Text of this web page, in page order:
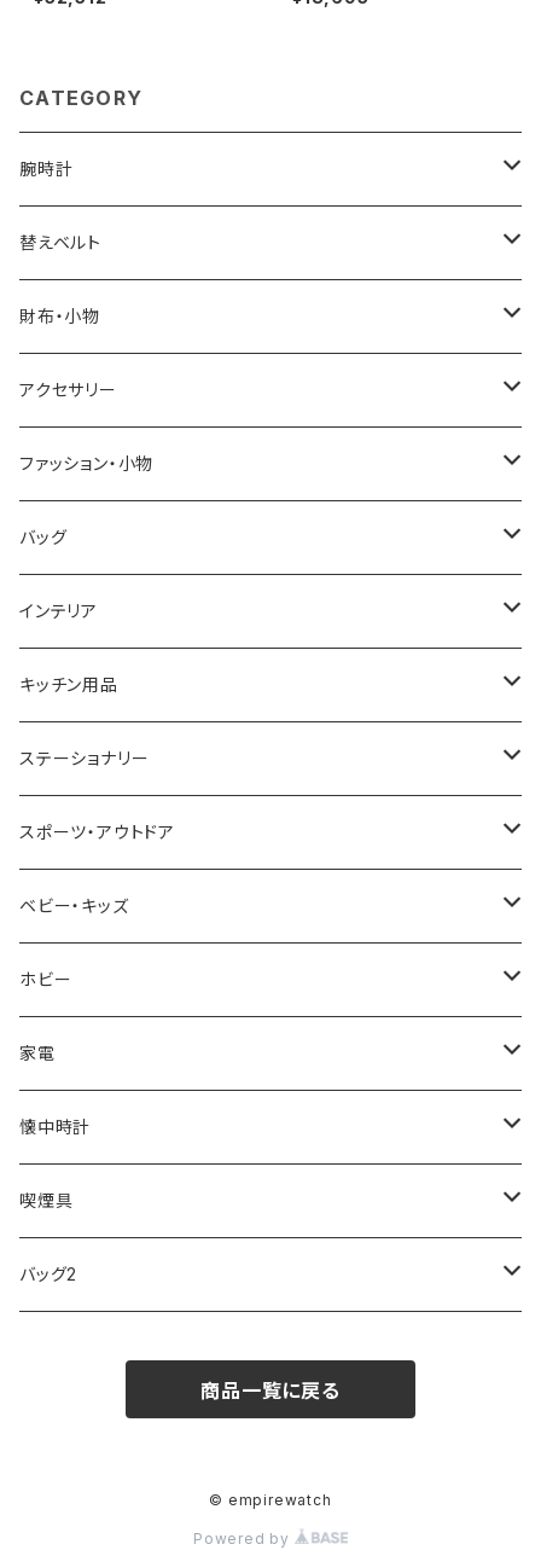
ルバー
財布 wp00315-are000-435
CATEGORY
腕時計
ELGIN
SALVATORE MARRA
CASIO
GRANDEUR
COGU
GAGA MILANO
CACTUS
TIMEX
NIXON
AVALANCHE
ORIENT
ZEPPELIN
SKAGEN
FOOTBALL WATCHES
ARCA FUTURA
替えベルト
COACH
DANIEL WELLINGTON
LACOSTE
DIESEL
MICHAEL KORS
NO BRAND
財布・小物
SONNE
DUCT
TRANSNUMBER
SAAMA HOMME
ARNOLD PALMER
MICHAEL KORS
DIESEL
ALV
Merge
ETTINGER
COACH
BVLGARI
VANQUISH
アクセサリー
GUCCI
TIFFANY&CO
FOLLI FOLLIE
POLICE
PAUL HEWITT
22designstudio
BOTTEGA VENETA
EMPORIO ARMANI
CALVIN KLEIN
DANIEL WELLINGTON
SWAROVSKI
VIVIENNE WESTWOOD
ファッション・小物
DAKS
栃木レザー
NIKE
DUNHILL
NEWYORKER
OROBIANCO
Ellese
COLEMAN
MONTBLANC
Fashion Accessory Cllection
ISLAND
バッグ
MANHATTAN PORTAGE
United HOMME
RODANIA
BEAMZSQUARE
BLAZER CLUB
ANDY HAWARD
G GUSTO
GULLWING
LESPORTSAC
PRADA
インテリア
CRYSTOCRAFT
SEIKO
CITIZEN
BRAUN
RHYTHM
BLOSSOM
MONDAINE
MAWA
その他
キッチン用品
I'mD
Helios
VALENTINO VISCANI
ステーショナリー
LAMY
WATERMAN
PARKER
PELIKAN
CROSS
MONTBLANC
SWAROVSKI
スポーツ・アウトドア
Trangia
Barebones
FEUERHAND
CASIO
ベビー・キッズ
ふわりぃ
ERGO BABY
ホビー
その他
AMOS
OMMIX
COACH
家電
CREATE
TORAY
OMRON
SPICE OF LIFE
懐中時計
MONDAINE
喫煙具
ZIPPO
TSUBOTA PEARL
バッグ2
商品一覧に戻る
© empirewatch
Powered by